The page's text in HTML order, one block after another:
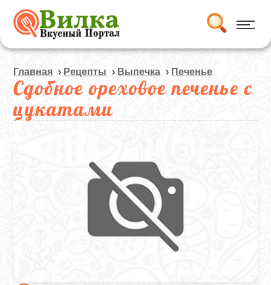
Главная › Рецепты › Выпечка › Печенье
Сдобное ореховое печенье с
цукатами